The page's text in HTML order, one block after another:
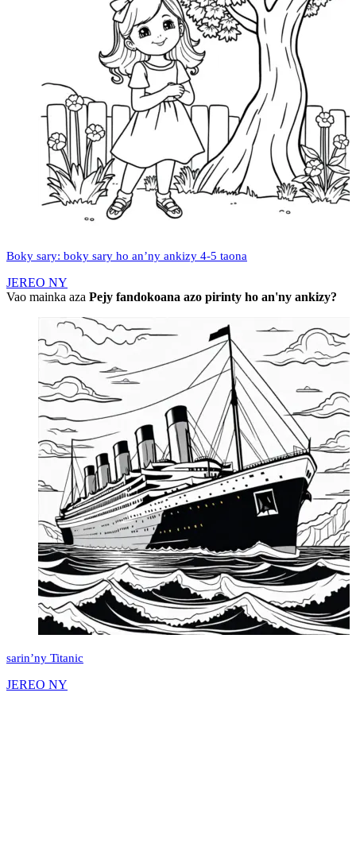
Boky sary: boky sary ho an’ny ankizy 4-5 taona
JEREO NY
Vao mainka aza Pejy fandokoana azo pirinty ho an'ny ankizy?
sarin’ny Titanic
JEREO NY